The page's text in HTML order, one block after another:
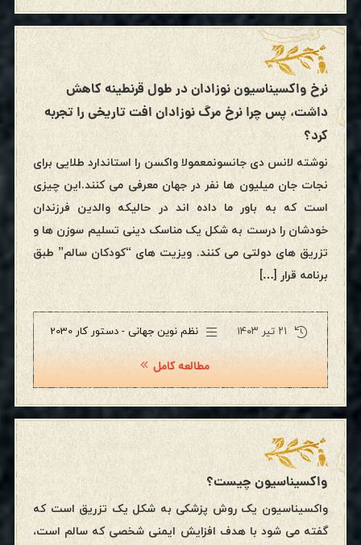
نرخ واکسیناسیون نوزادان در طول قرنطینه کاهش
داشت، پس چرا نرخ مرگ نوزادان افت تاریخی را تجربه
کرد؟
نوشته لانس دی جانسونمعمولا واکسن را استاندارد طلایی برای
نجات جان میلیون ها نفر در جهان معرفی می کنند.این چیزی
است که به باور ما داده اند در حالیکه والدین فرزندان
خودشان را درست به شکل یک مناسک دینی تسلیم سوزن ها و
تزریق های دولتی می کنند. ویزیت های “کودکان سالم” طبق
برنامه قرار […]
۲۱ تیر ۱۴۰۳ نظم نوین جهانی - دستور کار 2030
مطالعه کامل
واکسیناسیون چیست؟
واکسیناسیون یک روش پزشکی به شکل یک تزریق است که
گفته می شود با هدف افزایش ایمنی شخصی که سالم است،